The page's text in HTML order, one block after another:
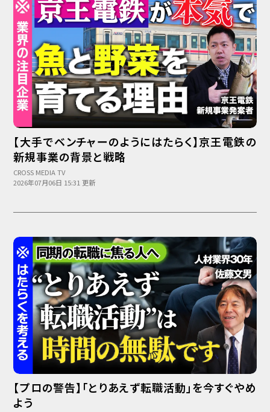
【大手でベンチャーのようにはたらく】京王電鉄の
新規事業の背景と戦略
CROSS MEDIA TV
2026年07月06日 15:31 更新
【プロの警告】「とりあえず転職活動」を今すぐやめ
よう